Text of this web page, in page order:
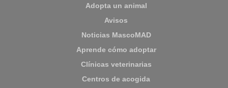
Adopta un animal
Avisos
Noticias MascoMAD
Aprende cómo adoptar
Clínicas veterinarias
Centros de acogida